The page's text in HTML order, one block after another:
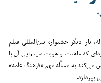
دیگر جشنواره بین‌المللی فیلم
می‌شود؛ جشنواره‌ای که ماهیت و هویت سینمایی آن با
به مسأله مهم «فرهنگ عامه»
بپردازد.